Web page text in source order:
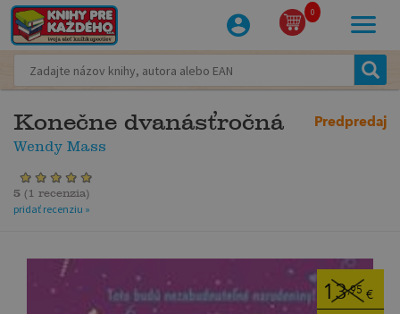
0
Konečne dvanásťročná
Wendy Mass
Predpredaj
5 ( 1 recenzia)
pridať recenziu »
13,95 €